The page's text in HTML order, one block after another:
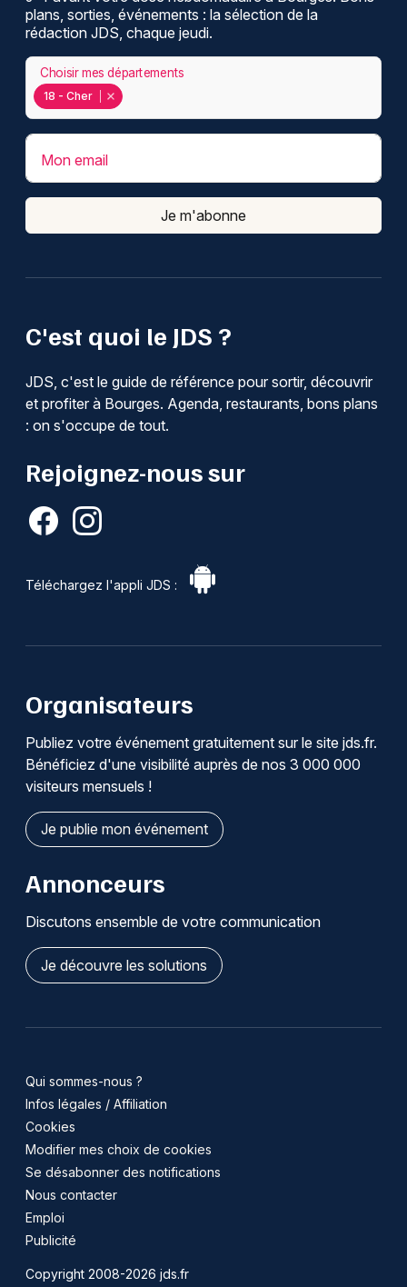
C'est quoi le JDS ?
JDS, c'est le guide de référence pour sortir, découvrir
et profiter à Bourges. Agenda, restaurants, bons plans
: on s'occupe de tout.
Rejoignez-nous sur
Téléchargez l'appli JDS :
plans, sorties, événements : la sélection de la
rédaction JDS, chaque jeudi.
18 - Cher
Choisir mes départements
Mon email
Je m'abonne
Organisateurs
Publiez votre événement gratuitement sur le site jds.fr.
Bénéficiez d'une visibilité auprès de nos 3 000 000
visiteurs mensuels !
Je publie mon événement
Annonceurs
Discutons ensemble de votre communication
Je découvre les solutions
Qui sommes-nous ?
Infos légales / Affiliation
Cookies
Modifier mes choix de cookies
Se désabonner des notifications
Nous contacter
Emploi
Publicité
Copyright 2008-2026 jds.fr